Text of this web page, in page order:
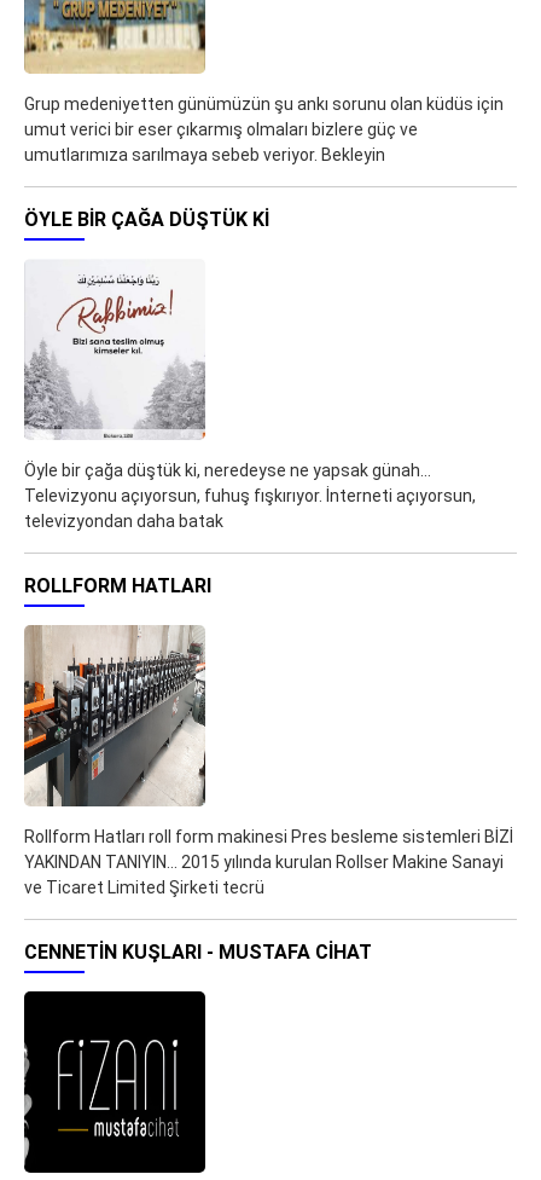
Grup medeniyetten günümüzün şu ankı sorunu olan küdüs için
umut verici bir eser çıkarmış olmaları bizlere güç ve
umutlarımıza sarılmaya sebeb veriyor. Bekleyin
ÖYLE BIR ÇAĞA DÜŞTÜK KI
Öyle bir çağa düştük ki, neredeyse ne yapsak günah…
Televizyonu açıyorsun, fuhuş fışkırıyor. İnterneti açıyorsun,
televizyondan daha batak
ROLLFORM HATLARI
Rollform Hatları roll form makinesi Pres besleme sistemleri BİZİ
YAKINDAN TANIYIN... 2015 yılında kurulan Rollser Makine Sanayi
ve Ticaret Limited Şirketi tecrü
CENNETIN KUŞLARI - MUSTAFA CIHAT